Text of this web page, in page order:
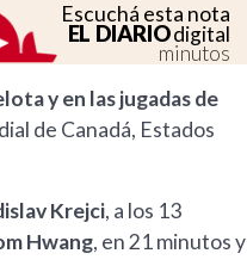
Escuchá esta nota
EL DIARIOdigital
minutos
y en las jugadas de
de Canadá, Estados
Krejci, a los 13
Hwang, en 21 minutos y